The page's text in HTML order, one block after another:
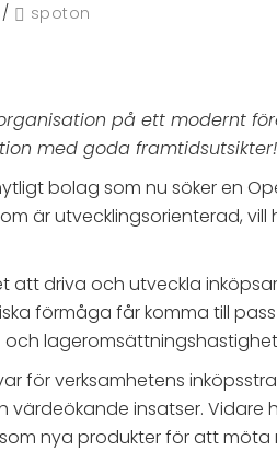
/ spoton
på ett modernt
med goda framtidsutsikter!
bolag som nu söker en
är utvecklingsorienterad,
att driva och utveckla
förmåga får komma till
för verksamhetens
insatser.
nya produkter för att